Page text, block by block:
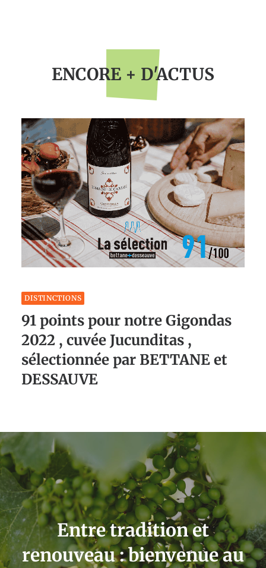
ENCORE + D'ACTUS
DISTINCTIONS
91 points pour notre Gigondas
2022 , cuvée Jucunditas ,
sélectionnée par BETTANE et
DESSAUVE
Entre tradition et
renouveau : bienvenue au